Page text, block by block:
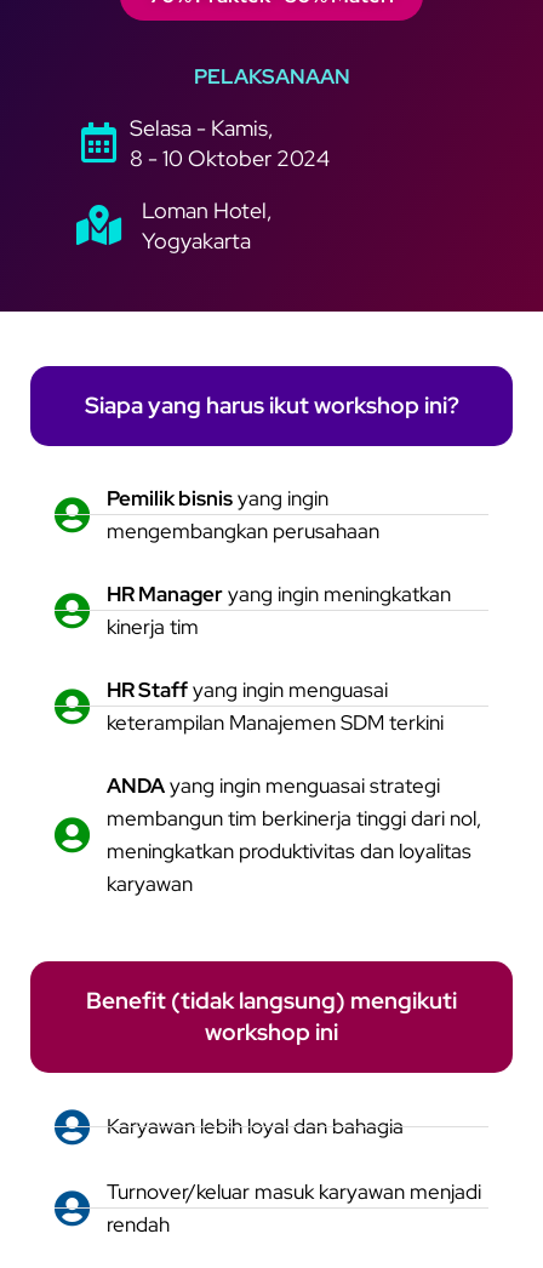
PELAKSANAAN
Selasa - Kamis,
8 - 10 Oktober 2024
Loman Hotel,
Yogyakarta
Siapa yang harus ikut workshop ini?
Pemilik bisnisyang ingin
mengembangkan perusahaan
HR Manageryang ingin meningkatkan
kinerja tim
HR Staffyang ingin menguasai
keterampilan Manajemen SDM terkini
ANDAyang ingin menguasai strategi
membangun tim berkinerja tinggi dari nol,
meningkatkan produktivitas dan loyalitas
karyawan
Benefit (tidak langsung) mengikuti
workshop ini
Karyawan lebih loyal dan bahagia
Turnover/keluar masuk karyawan menjadi
rendah